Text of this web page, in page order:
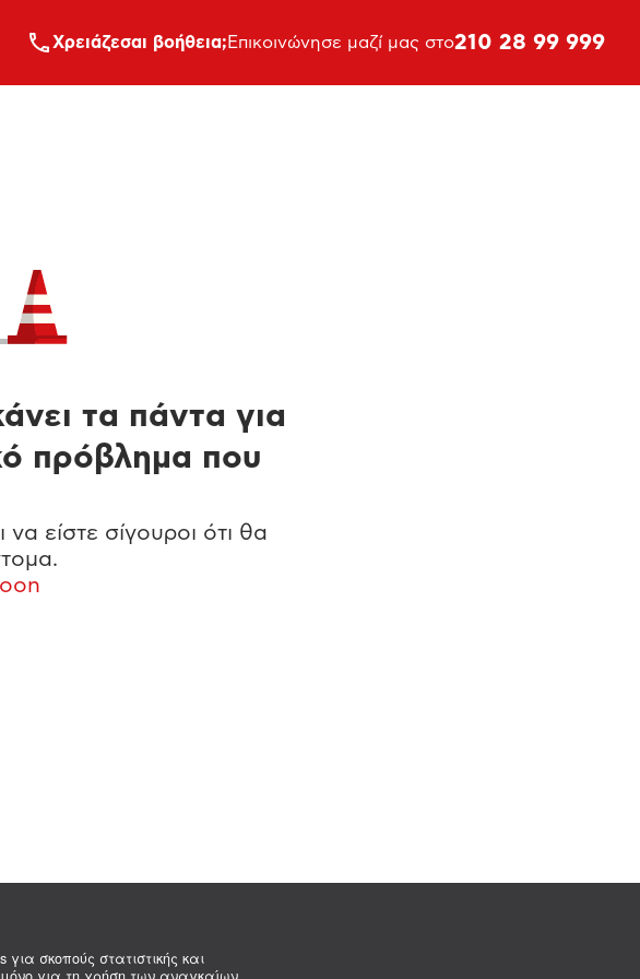
σκοπούς στατιστικής και
Xρειάζεσαι βοήθεια; Επικοινώνησε μαζί μας στο210 28 99 999
τα πάντα για
πρόβλημα που
είστε σίγουροι ότι θα